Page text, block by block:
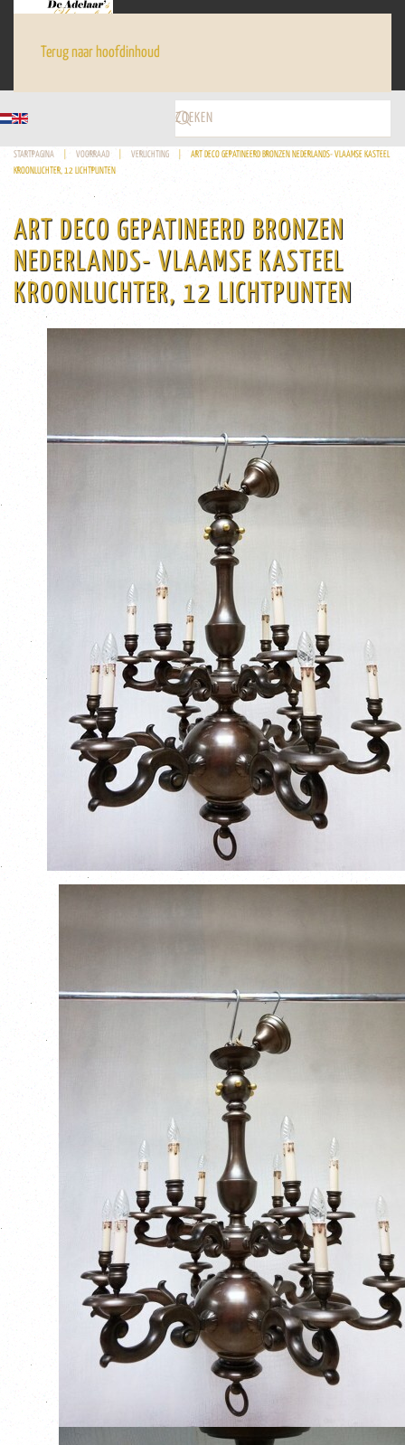
Terug naar hoofdinhoud
STARTPAGINA VOORRAAD VERLICHTING
ART DECO GEPATINEERD BRONZEN NEDERLANDS- VLAAMSE KASTEEL
KROONLUCHTER, 12 LICHTPUNTEN
ART DECO GEPATINEERD BRONZEN
NEDERLANDS- VLAAMSE KASTEEL
KROONLUCHTER, 12 LICHTPUNTEN